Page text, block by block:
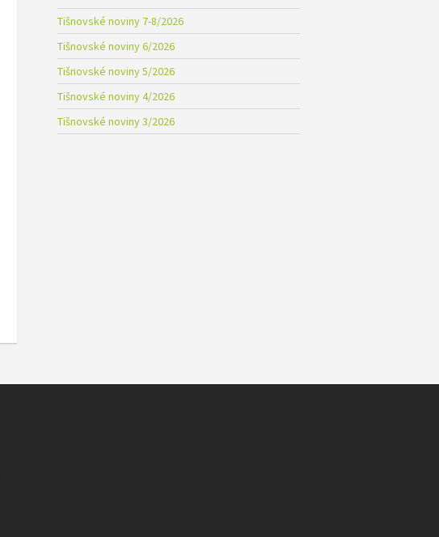
Tišnovské noviny 7-8/2026
Tišnovské noviny 6/2026
Tišnovské noviny 5/2026
Tišnovské noviny 4/2026
Tišnovské noviny 3/2026